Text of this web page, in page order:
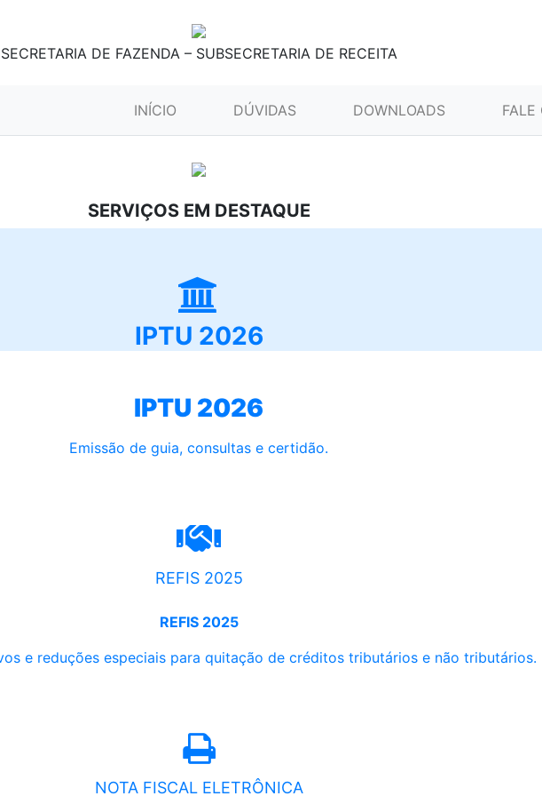
SECRETARIA DE FAZENDA – SUBSECRETARIA DE RECEITA
INÍCIO (CURRENT)DÚVIDAS DOWNLOADS FALE
SERVIÇOS EM DESTAQUE
IPTU 2026
IPTU 2026
Emissão de guia, consultas e certidão.
REFIS 2025
REFIS 2025
e reduções especiais para quitação de créditos tributários e não tributários.
NOTA FISCAL ELETRÔNICA